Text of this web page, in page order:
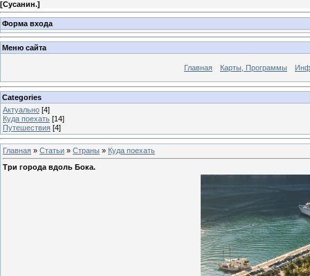
[Сусанин.]
Форма входа
Меню сайта
Главная Карты, Программы
Categories
Актуально [4]
Куда поехать [14]
Путешествия [4]
Главная » Статьи » Страны » Куда поехать
Три города вдоль Бока.